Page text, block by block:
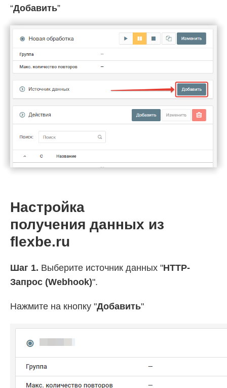
“Добавить”
Настройка
получения данных из
flexbe.ru
Шаг 1. Выберите источник данных "HTTP-
Запрос (Webhook)".
Нажмите на кнопку "Добавить"